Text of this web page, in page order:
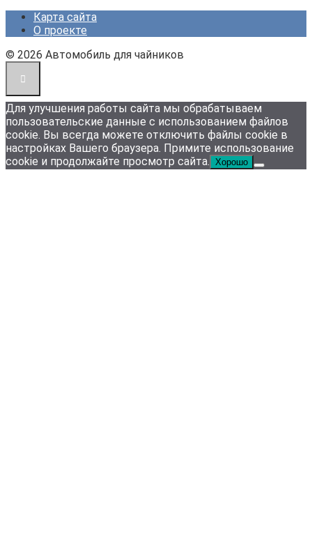
Карта сайта
О проекте
© 2026 Автомобиль для чайников
Для улучшения работы сайта мы обрабатываем
пользовательские данные с использованием файлов
cookie. Вы всегда можете отключить файлы cookie в
настройках Вашего браузера. Примите использование
cookie и продолжайте просмотр сайта. Хорошо